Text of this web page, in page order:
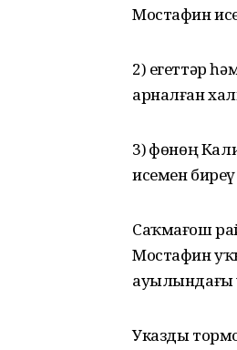
Мостафин
2) егеттәр
арналған
3) Өфөнөң
исемен
Саҡмағош
Мостафин
ауылындағы
Указды